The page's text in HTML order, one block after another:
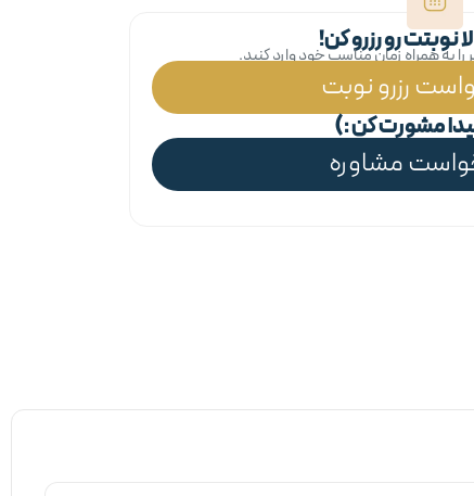
نوبتت رو رزرو کن!
به همراه زمان مناسب خود وارد کنید.
رزرو نوبت
مشورت کن :)
مشاوره